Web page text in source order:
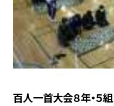
百人一首大会８年・５組